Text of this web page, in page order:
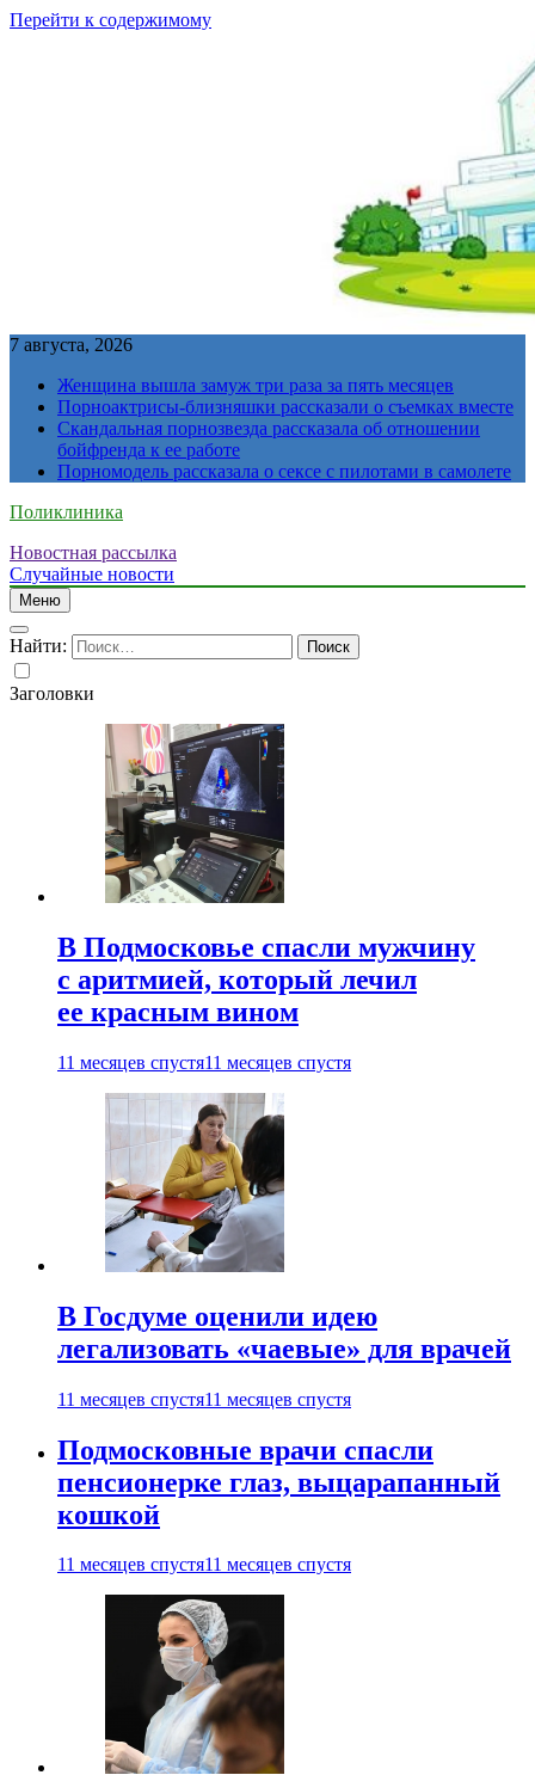
Перейти к содержимому
7 августа, 2026
Женщина вышла замуж три раза за пять месяцев
Порноактрисы-близняшки рассказали о съемках вместе
Скандальная порнозвезда рассказала об отношении
бойфренда к ее работе
Порномодель рассказала о сексе с пилотами в самолете
Поликлиника
Новостная рассылка
Случайные новости
Меню
Найти:
Заголовки
В Подмосковье спасли мужчину
с аритмией, который лечил
ее красным вином
11 месяцев спустя11 месяцев спустя
В Госдуме оценили идею
легализовать «чаевые» для врачей
11 месяцев спустя11 месяцев спустя
Подмосковные врачи спасли
пенсионерке глаз, выцарапанный
кошкой
11 месяцев спустя11 месяцев спустя